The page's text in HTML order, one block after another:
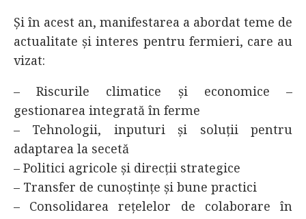
Și în acest an, manifestarea a abordat teme de
actualitate și interes pentru fermieri, care au
vizat:
– Riscurile climatice și economice –
gestionarea integrată în ferme
– Tehnologii, inputuri și soluții pentru
adaptarea la secetă
– Politici agricole și direcții strategice
– Transfer de cunoștințe și bune practici
– Consolidarea rețelelor de colaborare în